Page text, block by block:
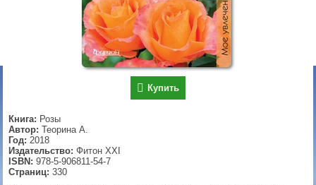
Купить
Книга: Розы
Автор: Теорина А.
Год: 2018
Издательство: Фитон XXI
ISBN: 978-5-906811-54-7
Страниц: 330
▼
▼